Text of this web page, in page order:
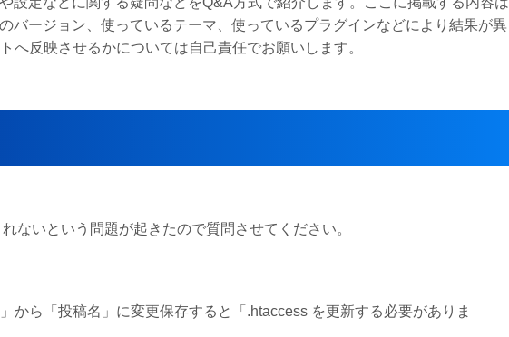
バージョン、使っているテーマ、使っているプラグインなどにより結果が異
へ反映させるかについては自己責任でお願いします。
ないという問題が起きたので質問させてください。
から「投稿名」に変更保存すると「.htaccess を更新する必要がありま